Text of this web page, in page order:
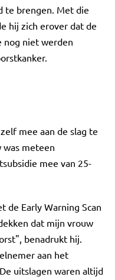
te brengen. Met die
hij zich erover dat de
nog niet werden
mee aan de slag te
was meteen
mee van 25-
de Early Warning Scan
dat mijn vrouw
benadrukt hij.
aan het
uitslagen waren altijd